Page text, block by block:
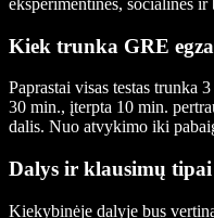
eksperimentinės, socialinės
Kiek trunka GRE
Paprastai visas testas trunka
30 min., įterpta 10 min.
dalis. Nuo atvykimo iki
Dalys ir klausimų tipai
Kiekybinėje dalyje bus